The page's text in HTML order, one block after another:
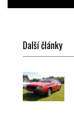
Další články